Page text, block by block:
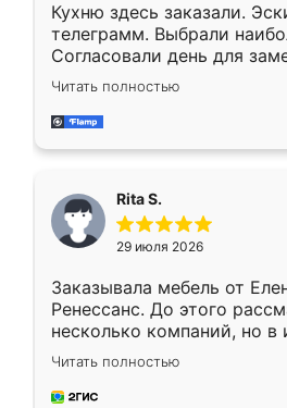
Кухню здесь заказали.
телеграмм. Выбрали
Согласовали день для
недели кухня была уже
довольны работой.
мебель за качественную
Читать полностью
Rita S.
29 июля 2026
Заказывала мебель от
Ренессанс. До этого
несколько компаний, но в
эту. Сначала обговорили
приехал замерщик, всё
и снял размеры.
Читать полностью